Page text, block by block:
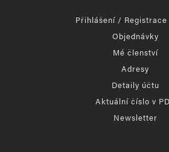
Přihlášení /
Objednávky
Mé členství
Adresy
Detaily účtu
Aktuální číslo v
Newsletter